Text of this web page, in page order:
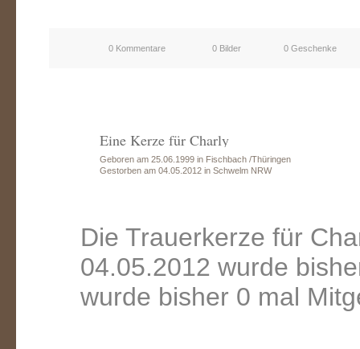
0 Kommentare 0 Bilder 0 Geschenke
Eine Kerze für Charly
Geboren am 25.06.1999 in Fischbach /Thüringen
Gestorben am 04.05.2012 in Schwelm NRW
Die Trauerkerze für
04.05.2012 wurde
wurde bisher 0 mal